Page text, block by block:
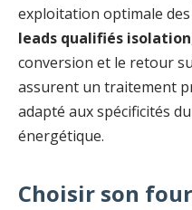
exploitation optimale des
leads qualifiés isolation
conversion et le retour
assurent un traitement
adapté aux spécificités
énergétique.
Choisir son